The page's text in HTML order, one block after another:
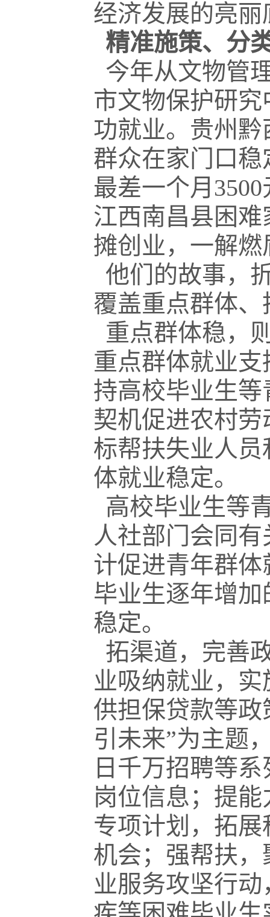
经济发展的亮丽
精准施策、分
今年从文物管
市文物保护研
功就业。贵州
群众在家门口
最差一个月
江西南昌县困
摊创业，一解
他们的故事，
覆盖重点群体
重点群体稳，
重点群体就业
持高校毕业生
契机促进农村
标帮扶失业人
体就业稳定。
高校毕业生等
人社部门会同
计促进青年群体
毕业生逐年增
稳定。
拓渠道，完善
业吸纳就业，
供担保贷款等
引未来”为主题
日千万招聘等
岗位信息；提
专项计划，拓
机会；强帮扶
业服务攻坚行